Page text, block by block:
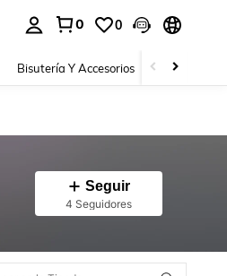
0 0
Bisutería Y Accesorios Zapatos
Seguir
4 Seguidores